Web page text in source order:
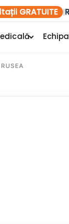
GRATUITE |
Echipa